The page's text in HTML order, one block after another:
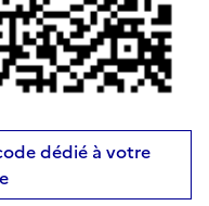
dédié à votre